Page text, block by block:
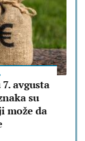
avgusta
su
može da